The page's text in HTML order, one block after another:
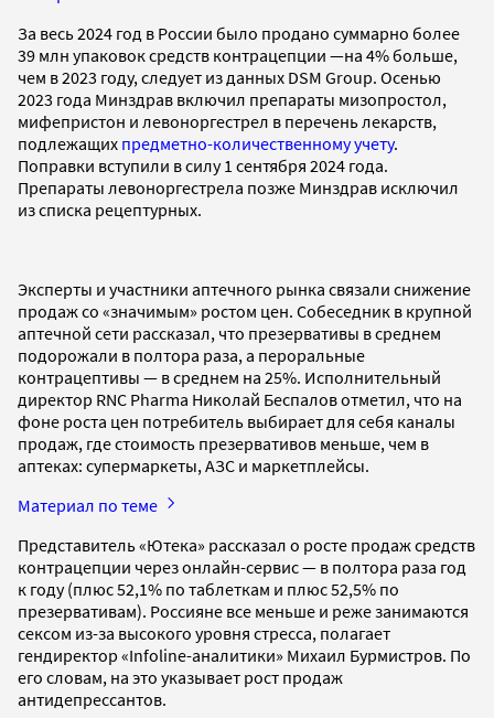
За весь 2024 год в России было продано суммарно более
39 млн упаковок средств контрацепции —на 4% больше,
чем в 2023 году, следует из данных DSM Group. Осенью
2023 года Минздрав включил препараты мизопростол,
мифепристон и левоноргестрел в перечень лекарств,
подлежащих предметно-количественному учету.
Поправки вступили в силу 1 сентября 2024 года.
Препараты левоноргестрела позже Минздрав исключил
из списка рецептурных.
Эксперты и участники аптечного рынка связали снижение
продаж со «значимым» ростом цен. Собеседник в крупной
аптечной сети рассказал, что презервативы в среднем
подорожали в полтора раза, а пероральные
контрацептивы — в среднем на 25%. Исполнительный
директор RNC Pharma Николай Беспалов отметил, что на
фоне роста цен потребитель выбирает для себя каналы
продаж, где стоимость презервативов меньше, чем в
аптеках: супермаркеты, АЗС и маркетплейсы.
Материал по теме
Представитель «Ютека» рассказал о росте продаж средств
контрацепции через онлайн-сервис — в полтора раза год
к году (плюс 52,1% по таблеткам и плюс 52,5% по
презервативам). Россияне все меньше и реже занимаются
сексом из-за высокого уровня стресса, полагает
гендиректор «Infoline-аналитики» Михаил Бурмистров. По
его словам, на это указывает рост продаж
антидепрессантов.